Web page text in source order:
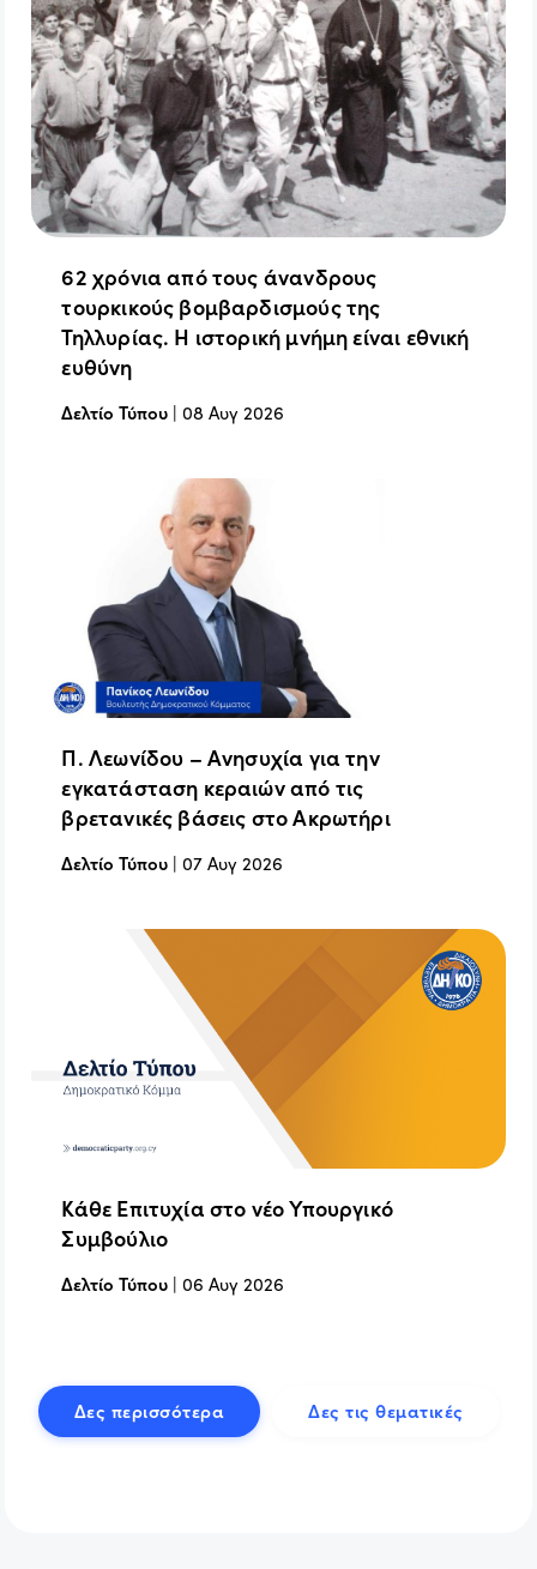
62 χρόνια από τους άνανδρους
τουρκικούς βομβαρδισμούς της
Τηλλυρίας. Η ιστορική μνήμη είναι εθνική
ευθύνη
Δελτίο Τύπου |08 Αυγ 2026
Π. Λεωνίδου – Ανησυχία για την
εγκατάσταση κεραιών από τις
βρετανικές βάσεις στο Ακρωτήρι
Δελτίο Τύπου |07 Αυγ 2026
Κάθε Επιτυχία στο νέο Υπουργικό
Συμβούλιο
Δελτίο Τύπου |06 Αυγ 2026
Δες περισσότερα Δες τις θεματικές